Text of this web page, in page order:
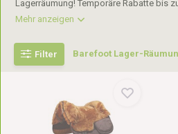
Lagerräumung! Temporäre Rabatte bis
Mehr anzeigen
Filter Barefoot Lager-